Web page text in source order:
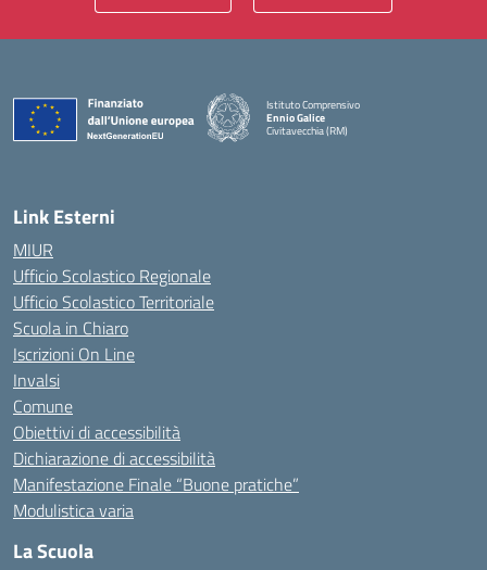
Istituto Comprensivo
Ennio Galice
Civitavecchia (RM)
Link Esterni
MIUR
Ufficio Scolastico Regionale
Ufficio Scolastico Territoriale
Scuola in Chiaro
Iscrizioni On Line
Invalsi
Comune
Obiettivi di accessibilità
Dichiarazione di accessibilità
Manifestazione Finale “Buone pratiche”
Modulistica varia
La Scuola